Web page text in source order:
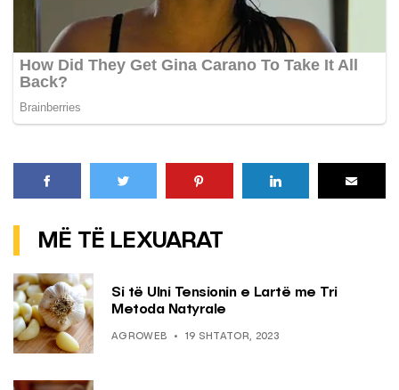
MË TË LEXUARAT
Si të Ulni Tensionin e Lartë me Tri
Metoda Natyrale
AGROWEB 19 SHTATOR, 2023